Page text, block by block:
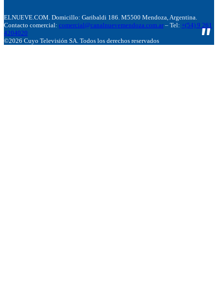
ELNUEVE.COM. Domicillo: Garibaldi 186. M5500 Mendoza, Argentina.
Contacto comercial: comercial@canalnuevemendoza.com.ar – Tel: +(54) 9 261
4204020
©2026 Cuyo Televisión SA. Todos los derechos reservados